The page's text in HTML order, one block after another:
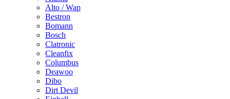
Alto / Wap
Bestron
Bomann
Bosch
Clatronic
Cleanfix
Columbus
Deawoo
Dibo
Dirt Devil